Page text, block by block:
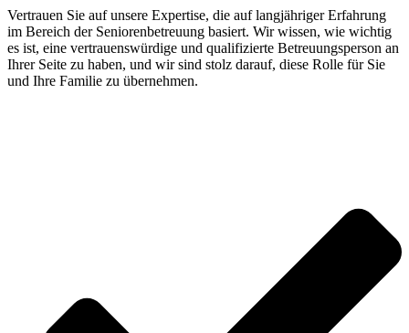
Vertrauen Sie auf unsere Expertise, die auf langjähriger Erfahrung
im Bereich der Seniorenbetreuung basiert. Wir wissen, wie wichtig
es ist, eine vertrauenswürdige und qualifizierte Betreuungsperson an
Ihrer Seite zu haben, und wir sind stolz darauf, diese Rolle für Sie
und Ihre Familie zu übernehmen.